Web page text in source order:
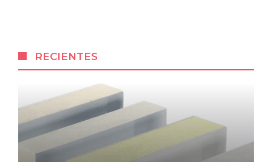
RECIENTES